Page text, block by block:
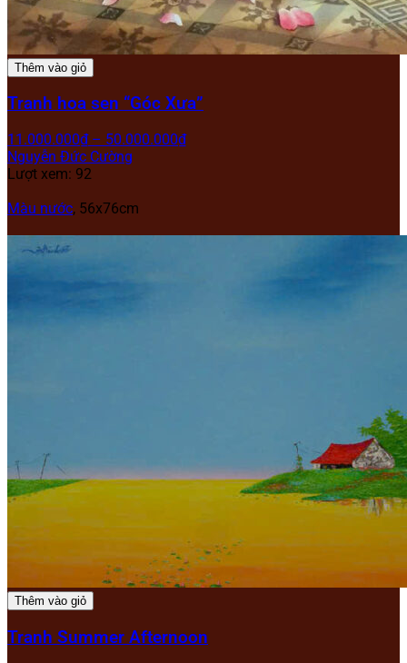
Thêm vào giỏ
Tranh hoa sen “Góc Xưa”
11.000.000₫ – 50.000.000₫
Nguyễn Đức Cường
Lượt xem: 92
Màu nước, 56x76cm
Thêm vào giỏ
Tranh Summer Afternoon